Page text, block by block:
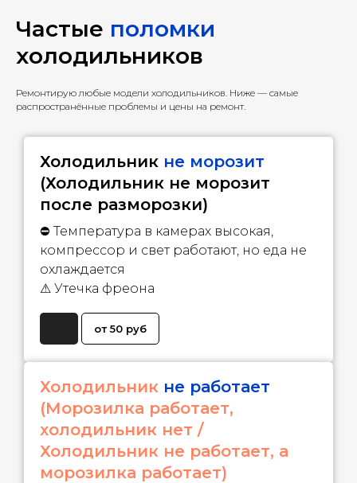
Частые поломки
холодильников
Ремонтирую любые модели холодильников. Ниже — самые
распространённые проблемы и цены на ремонт.
Холодильник не морозит
(Холодильник не морозит
после разморозки)
⛔ Температура в камерах высокая,
компрессор и свет работают, но еда не
охлаждается
⚠ Утечка фреона
от 50 руб
Холодильник не работает
(Морозилка работает,
холодильник нет /
Холодильник не работает, а
морозилка работает)